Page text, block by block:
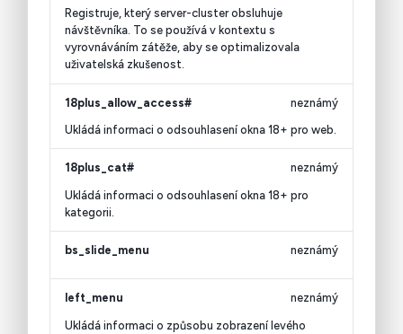
Registruje, který server-cluster obsluhuje
návštěvníka. To se používá v kontextu s
vyrovnáváním zátěže, aby se optimalizovala
uživatelská zkušenost.
18plus_allow_access#
Ukládá informaci o odsouhlasení okna 18+ pro web.
neznámý
18plus_cat#
Ukládá informaci o odsouhlasení okna 18+ pro
kategorii.
neznámý
bs_slide_menu neznámý
left_menu
Ukládá informaci o způsobu zobrazení levého
neznámý